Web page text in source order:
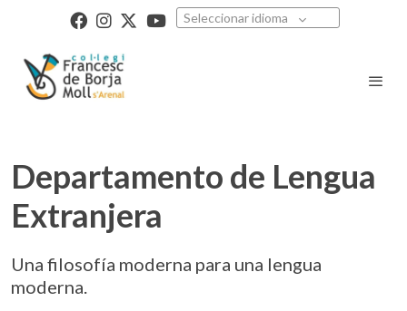
Seleccionar idioma
Departamento de Lengua
Extranjera
Una filosofía moderna para una lengua
moderna.